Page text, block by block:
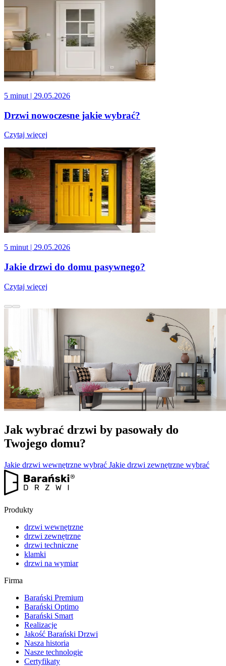
5 minut | 29.05.2026
Drzwi nowoczesne jakie wybrać?
Czytaj więcej
5 minut | 29.05.2026
Jakie drzwi do domu pasywnego?
Czytaj więcej
Jak wybrać drzwi by pasowały do
Twojego domu?
Jakie drzwi wewnętrzne wybrać Jakie drzwi zewnętrzne wybrać
Produkty
drzwi wewnętrzne
drzwi zewnętrzne
drzwi techniczne
klamki
drzwi na wymiar
Firma
Barański Premium
Barański Optimo
Barański Smart
Realizacje
Jakość Barański Drzwi
Nasza historia
Nasze technologie
Certyfikaty